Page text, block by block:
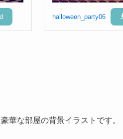
halloween_party06
華な部屋の背景イラストです。